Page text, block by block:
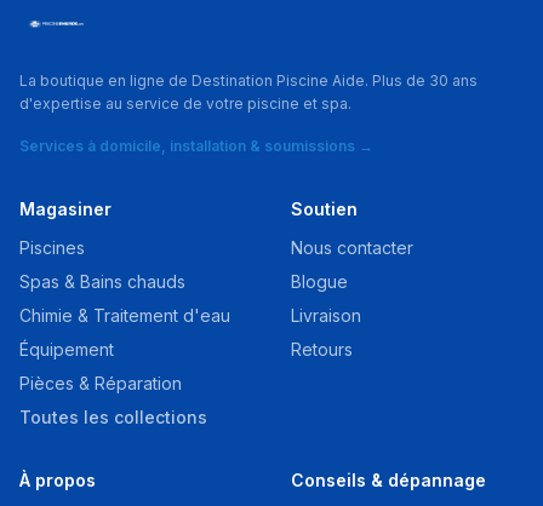
La boutique en ligne de Destination Piscine Aide. Plus de 30 ans
d'expertise au service de votre piscine et spa.
Services à domicile, installation & soumissions →
Magasiner
Piscines
Spas & Bains chauds
Chimie & Traitement d'eau
Équipement
Pièces & Réparation
Toutes les collections
Soutien
Nous contacter
Blogue
Livraison
Retours
À propos
Conseils & dépannage